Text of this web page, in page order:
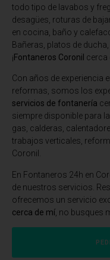
todo tipo de lavabos y
desagües, roturas de
en cocina, baño y
Bañeras, platos de
¡Fontaneros Coronil cerca
Con años de experiencia
reformas, somos los
servicios de fontanería
siempre disponible para
gas, calderas,
trabajos verticales,
Coronil.
En Fontaneros 24h en
de nuestros servicios.
ofrecemos un servicio
cerca de mí , no busques